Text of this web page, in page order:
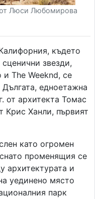
Люси Любомирова
където
звезди,
The Weeknd, се
едноетажна
от архитекта Томас
Крис Ханли, първият
като огромен
променящия се
архитектурата и
уединено място
парк